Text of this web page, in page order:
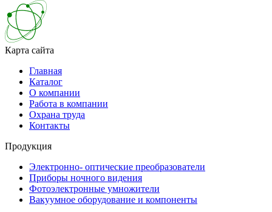
Карта сайта
Главная
Каталог
О компании
Работа в компании
Охрана труда
Контакты
Продукция
Электронно- оптические преобразователи
Приборы ночного видения
Фотоэлектронные умножители
Вакуумное оборудование и компоненты